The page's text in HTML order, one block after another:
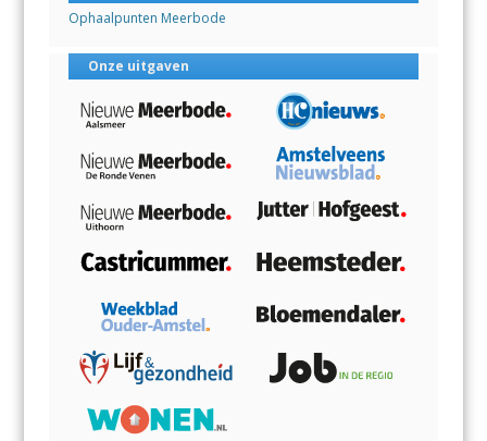
Ophaalpunten Meerbode
Onze uitgaven